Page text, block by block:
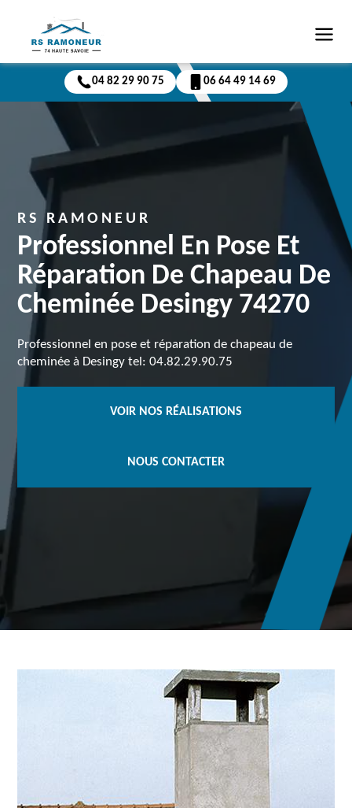
04 82 29 90 75 06 64 49 14 69
RS RAMONEUR
Professionnel En Pose Et
Réparation De Chapeau De
Cheminée Desingy 74270
Professionnel en pose et réparation de chapeau de
cheminée à Desingy tel: 04.82.29.90.75
VOIR NOS RÉALISATIONS
NOUS CONTACTER